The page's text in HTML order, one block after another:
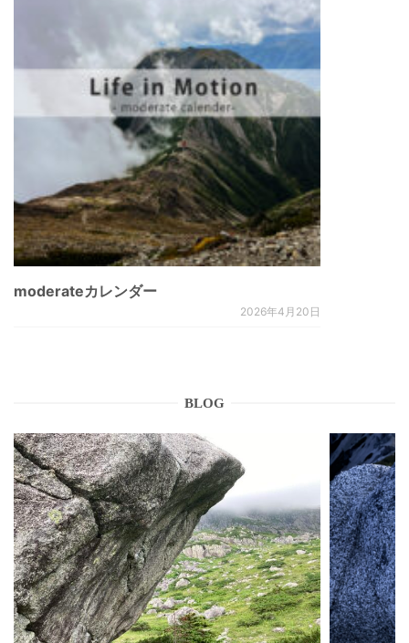
moderateカレンダー
2026年4月20日
BLOG